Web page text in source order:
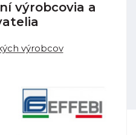
výrobcovia a
výrobcov